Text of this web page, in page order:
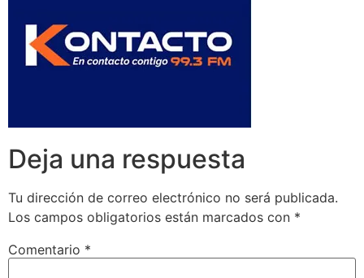
Deja una respuesta
Tu dirección de correo electrónico no será publicada.
Los campos obligatorios están marcados con *
Comentario *